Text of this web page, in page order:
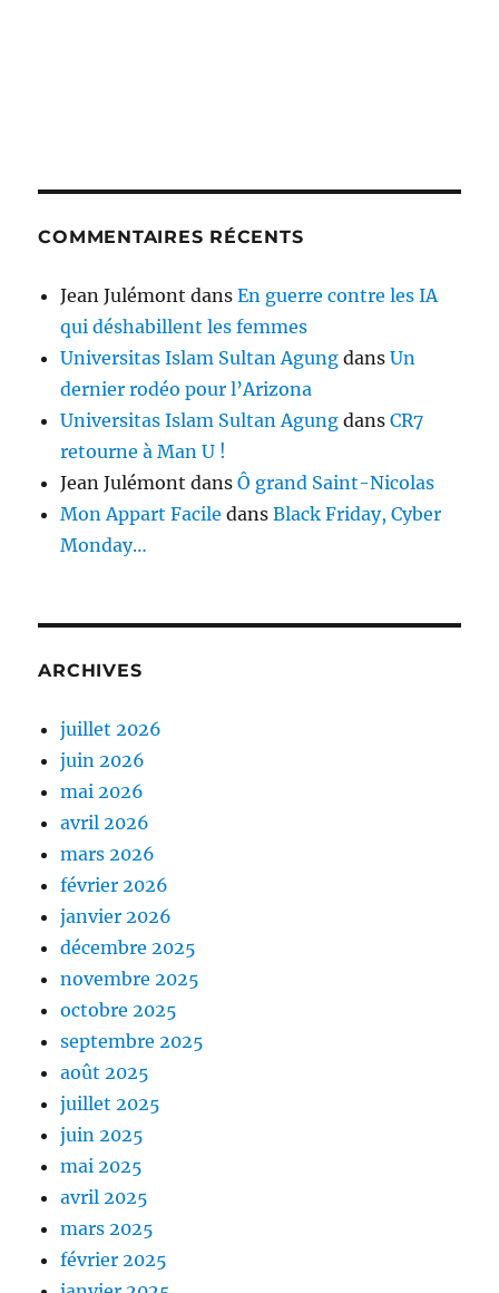
COMMENTAIRES RÉCENTS
Jean Julémont dansEn guerre contre les IA
qui déshabillent les femmes
Universitas Islam Sultan Agung dansUn
dernier rodéo pour l’Arizona
Universitas Islam Sultan Agung dansCR7
retourne à Man U !
Jean Julémont dansÔ grand Saint-Nicolas
Mon Appart Facile dansBlack Friday, Cyber
Monday…
ARCHIVES
juillet 2026
juin 2026
mai 2026
avril 2026
mars 2026
février 2026
janvier 2026
décembre 2025
novembre 2025
octobre 2025
septembre 2025
août 2025
juillet 2025
juin 2025
mai 2025
avril 2025
mars 2025
février 2025